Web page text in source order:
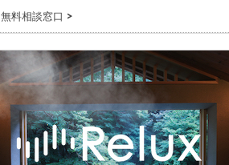
無料相談窓口 >